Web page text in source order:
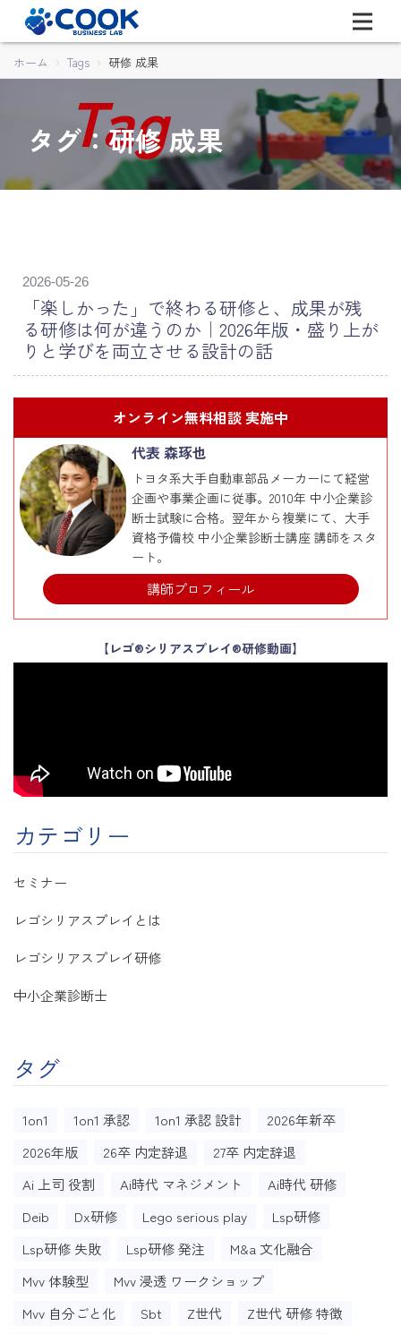
ホーム Tags 研修 成果
タグ：研修 成果
2026-05-26
「楽しかった」で終わる研修と、成果が残
る研修は何が違うのか｜2026年版・盛り上が
りと学びを両立させる設計の話
オンライン無料相談 実施中
代表 森琢也
トヨタ系大手自動車部品メーカーにて経営
企画や事業企画に従事。2010年 中小企業診
断士試験に合格。翌年から複業にて、大手
資格予備校 中小企業診断士講座 講師をスタ
ート。
講師プロフィール
【レゴ®シリアスプレイ®研修動画】
カテゴリー
セミナー
レゴシリアスプレイとは
レゴシリアスプレイ研修
中小企業診断士
タグ
1on1 1on1 承認 1on1 承認 設計
2026年新卒
2026年版
26卒 内定辞退
27卒 内定辞退
Ai 上司 役割
Ai時代 マネジメント
Ai時代 研修
Deib
Dx研修 Lego serious play
Lsp研修
Lsp研修 失敗
Lsp研修 発注
M&a 文化融合
Mvv 体験型
Mvv 浸透 ワークショップ
Mvv 自分ごと化
Sbt Z世代
Z世代 研修 特徴